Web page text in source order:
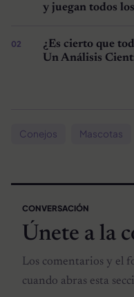
y juegan todos
¿Es cierto que
Un Análisis
Conejos Mascotas
CONVERSACIÓN
Únete a la
Los comentarios y el
cuando abras esta